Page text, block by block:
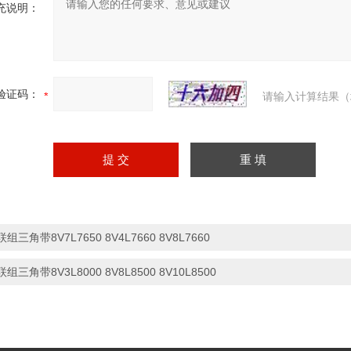
说明：
证码： 请输入计算结果
组三角带8V7L7650 8V4L7660 8V8L7660
组三角带8V3L8000 8V8L8500 8V10L8500